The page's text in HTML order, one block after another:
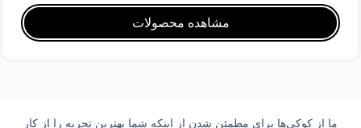
ما از کوکی‌ها برای مطمئن شدن از اینکه شما بهترین تجربه را از کار
مشاهده محصولات